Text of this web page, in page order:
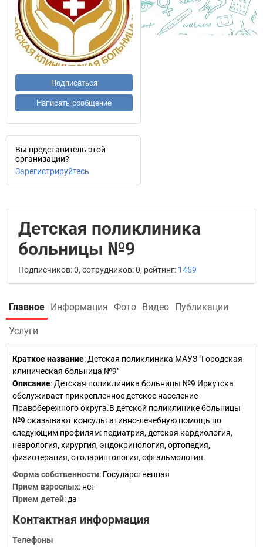
Подписаться
Написать сообщение
Вы представитель этой
организации?
Зарегистрируйтесь
Детская поликлиника
больницы №9
Подписчиков: 0, сотрудников: 0, рейтинг: 1459
Главное Информация Фото Видео Публикации
Услуги
Краткое название: Детская поликлиника МАУЗ "Городская
клиническая больница №9"
Описание: Детская поликлиника больницы №9 Иркутска
обслуживает прикрепленное детское население
Правобережного округа.В детской поликлинике больницы
№9 оказывают консультативно-лечебную помощь по
следующим профилям: педиатрия, детская кардиология,
неврология, хирургия, эндокринология, ортопедия,
физиотерапия, отоларингология, офтальмология.
Форма собственности: Государственная
Прием взрослых: нет
Прием детей: да
Контактная информация
Телефоны